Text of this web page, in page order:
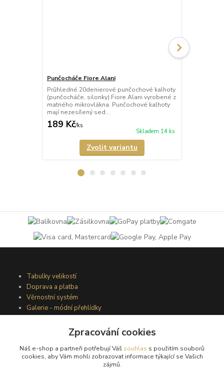
Punčocháče Fiore Alani
Průhledné 20denierové punčochové kalhoty
(punčocháče, silonky) Fiore Alani vyrobené z
matného mikrovlákna. Punčochové kalhoty
mají nezesílený sed...
189 Kč/ks
Skladem 14 ks
Zvolit variantu
Tabulky velikostí
Doprava a platba
Věrnostní systém
Galerie - módní přehlídky
Obchodní podmínky
Zpracování cookies
Náš e-shop a partneři potřebují Váš souhlas s použitím souborů
cookies, aby Vám mohli zobrazovat informace týkající se Vašich
zájmů.